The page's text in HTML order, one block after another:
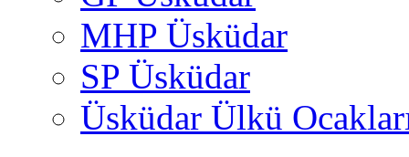
MHP Üsküdar
SP Üsküdar
Üsküdar Ülkü